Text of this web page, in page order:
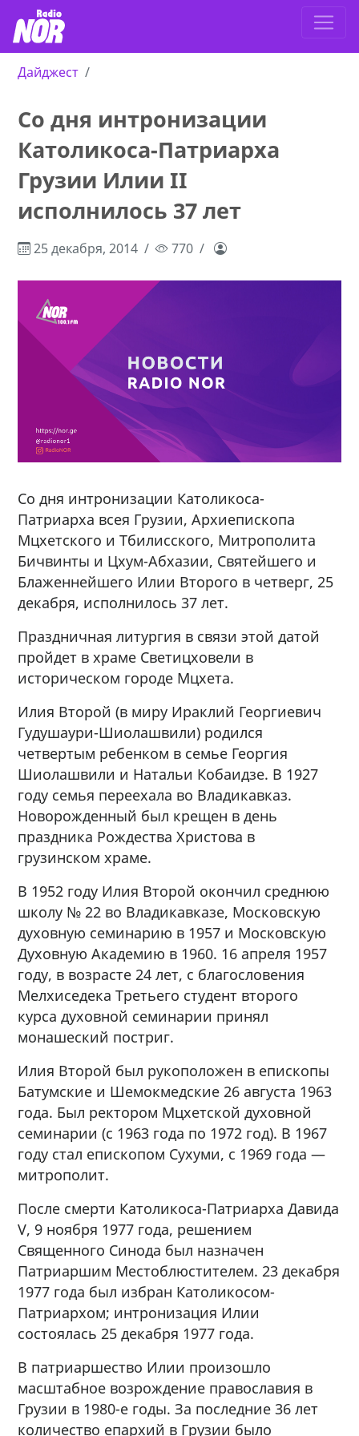
Дайджест
Со дня интронизации
Католикоса-Патриарха
Грузии Илии II
исполнилось 37 лет
25 декабря, 2014 770
Со дня интронизации Католикоса-
Патриарха всея Грузии, Архиепископа
Мцхетского и Тбилисского, Митрополита
Бичвинты и Цхум-Абхазии, Святейшего и
Блаженнейшего Илии Второго в четверг, 25
декабря, исполнилось 37 лет.
Праздничная литургия в связи этой датой
пройдет в храме Светицховели в
историческом городе Мцхета.
Илия Второй (в миру Ираклий Георгиевич
Гудушаури-Шиолашвили) родился
четвертым ребенком в семье Георгия
Шиолашвили и Натальи Кобаидзе. В 1927
году семья переехала во Владикавказ.
Новорожденный был крещен в день
праздника Рождества Христова в
грузинском храме.
В 1952 году Илия Второй окончил среднюю
школу № 22 во Владикавказе, Московскую
духовную семинарию в 1957 и Московскую
Духовную Академию в 1960. 16 апреля 1957
году, в возрасте 24 лет, с благословения
Мелхиседека Третьего студент второго
курса духовной семинарии принял
монашеский постриг.
Илия Второй был рукоположен в епископы
Батумские и Шемокмедские 26 августа 1963
года. Был ректором Мцхетской духовной
семинарии (с 1963 года по 1972 год). В 1967
году стал епископом Сухуми, с 1969 года —
митрополит.
После смерти Католикоса-Патриарха Давида
V, 9 ноября 1977 года, решением
Священного Синода был назначен
Патриаршим Местоблюстителем. 23 декабря
1977 года был избран Католикосом-
Патриархом; интронизация Илии
состоялась 25 декабря 1977 года.
В патриаршество Илии произошло
масштабное возрождение православия в
Грузии в 1980-е годы. За последние 36 лет
количество епархий в Грузии было